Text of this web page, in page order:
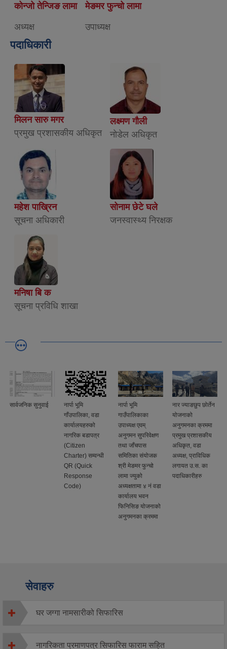
कोन्जो तेन्जिङ लामा
अध्यक्ष
मेङमर फुन्चो लामा
उपाध्यक्ष
पदाधिकारी
मिलन सारु मगर
प्रमुख प्रशासकीय अधिकृत
लक्ष्मण गौली
नाेडेल अधिकृत
महेश पाख्रिन
सूचना अधिकारी
सोनाम छेटे घले
जनस्वास्थ्य निरक्षक
मनिषा बि क
सूचना प्रविधि शाखा
सार्वजनिक सुनुवाई
नार्पा भूमि
गाँउपालिका, वडा
कार्यालयहरुको
नागरिक बडापत्र
(Citizen
Charter) सम्वन्धी
QR (Quick
Response
Code)
नार्पा भूमि
गाउँपालिकाका
उपाध्यक्ष एवम्
अनुगमन सुपरिवेक्षण
तथा जाँचपास
समितिका संयोजक
श्री मेङमर फुन्चो
लामा ज्युको
अध्यक्षतामा ४ नं वडा
कार्यालय भवन
फिनिसिङ योजनाको
अनुगमनका क्रममा
नार ज्याङछुप छोर्तेन
योजनाको
अनुगमनका क्रममा
प्रमुख प्रशासकीय
अधिकृत, वडा
अध्यक्ष, प्राविधिक
लगायत उ.स. का
पदाधिकारीहरु
सेवाहरु
घर जग्गा नामसारीको सिफारिस
नागरिकता प्रमाणपत्र सिफारिस फाराम सहित